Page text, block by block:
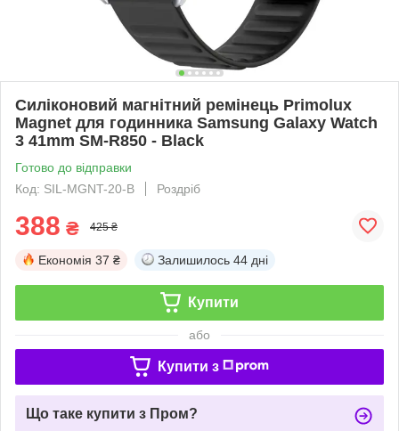
Силіконовий магнітний ремінець Primolux
Magnet для годинника Samsung Galaxy Watch
3 41mm SM-R850 - Black
Готово до відправки
Код: SIL-MGNT-20-B
Роздріб
388 ₴ 425 ₴
Економія 37 ₴ Залишилось 44 дні
Купити
або
Купити з
Що таке купити з Пром?